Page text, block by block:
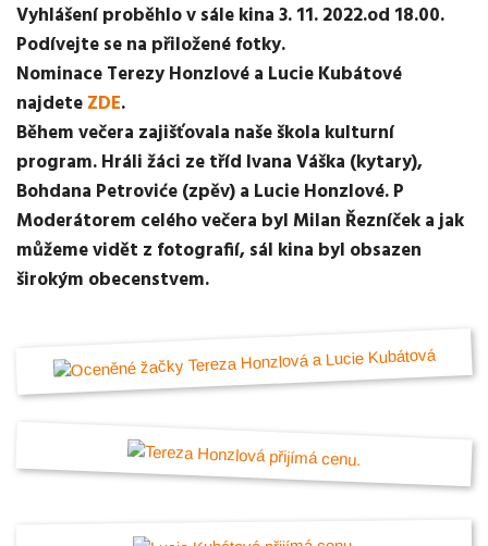
Vyhlášení proběhlo v sále kina 3. 11. 2022.od 18.00.
Podívejte se na přiložené fotky.
Nominace Terezy Honzlové a Lucie Kubátové
najdeteZDE.
Během večera zajišťovala naše škola kulturní
program. Hráli žáci ze tříd Ivana Váška (kytary),
Bohdana Petroviće (zpěv) a Lucie Honzlové. P
Moderátorem celého večera byl Milan Řezníček a jak
můžeme vidět z fotografií, sál kina byl obsazen
širokým obecenstvem.